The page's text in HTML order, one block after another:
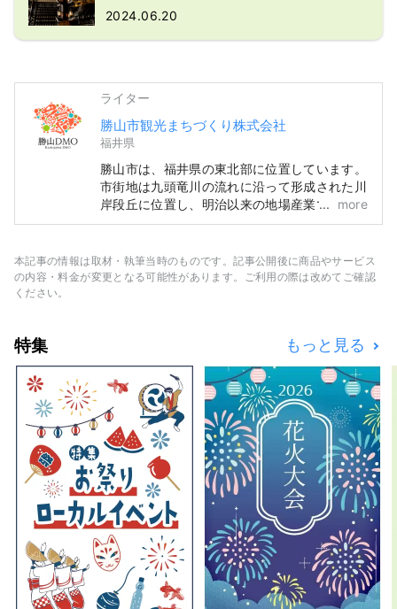
仏の左右と後の三方の壁には石仏、金
仏として安置されています。
2024.06.20
ライター
勝山市観光まちづくり株式会社
福井県
勝山市は、福井県の東北部に位置しています。
市街地は九頭竜川の流れに沿って形成された川
岸段丘に位置し、明治以来の地場産業である繊
維産業を基幹産業とした商工業と、古くから農
当社は地域と協働し、観光地域づくりを行う
DMO（観光地域づくり法人）です。 勝山市は
「ジオターミナル」、2020年６月にオープン
した「道の駅 恐竜渓谷かつやま」の運営な
ど、勝山を訪れたお客様にきめ細かなサービス
を提供しています。 また、観光を軸として新
たな事業の創造にも積極的にチャレンジし、勝
山のまちの活性化を目指しています。
more
本記事の情報は取材・執筆当時のものです。記事公開後に商品やサービス
の内容・料金が変更となる可能性があります。ご利用の際は改めてご確認
ください。
特集 もっと見る